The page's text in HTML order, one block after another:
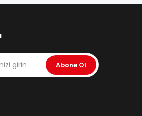
Abone Ol